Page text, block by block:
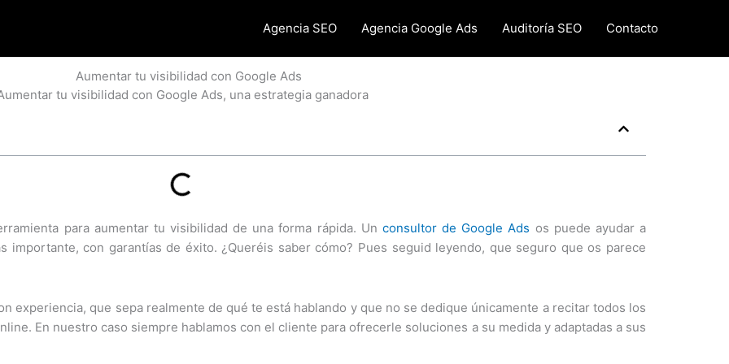
Agencia SEO Agencia Google Ads Auditoría SEO Contacto
tu visibilidad con Google Ads, una estrategia ganadora
para aumentar tu visibilidad de una forma rápida. Un consultor de Google Ads os puede ayudar a
importante, con garantías de éxito. ¿Queréis saber cómo? Pues seguid leyendo, que seguro que os parece
experiencia, que sepa realmente de qué te está hablando y que no se dedique únicamente a recitar todos los
En nuestro caso siempre hablamos con el cliente para ofrecerle soluciones a su medida y adaptadas a sus